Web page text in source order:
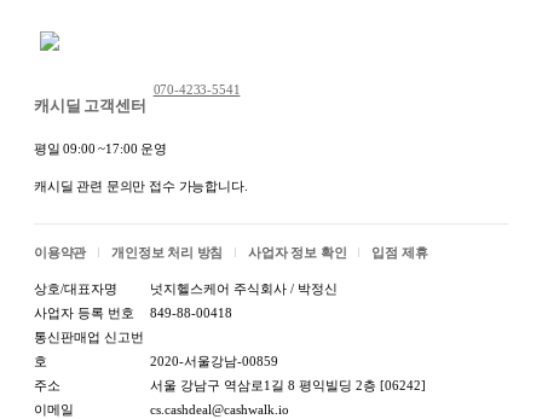
캐시딜 고객센터
070-4233-5541
평일 09:00 ~17:00 운영
캐시딜 관련 문의만 접수 가능합니다.
이용약관 개인정보 처리 방침 사업자 정보 확인 입점 제휴
상호/대표자명
넛지헬스케어 주식회사 / 박정신
사업자 등록 번호
849-88-00418
통신판매업 신고번
호
2020-서울강남-00859
주소
서울 강남구 역삼로1길 8 평익빌딩 2층 [06242]
이메일
cs.cashdeal@cashwalk.io